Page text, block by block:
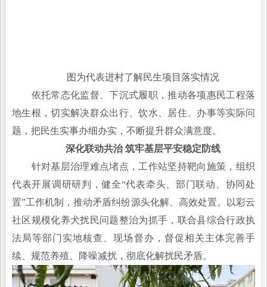
图为代表进村了解民生项目落实情况
依托常态化监督、下沉式履职，推动各项惠民工程落
地生根，切实解决群众出行、饮水、居住、办事等实际问
题，把民生实事办细办实，不断提升群众满意度。
深化联动共治 筑牢基层平安稳定防线
针对基层治理难点堵点，工作站坚持靶向施策，组织
代表开展调研研判，健全“代表牵头、部门联动、协同处
置”工作机制，推动矛盾纠纷源头化解、高效处置。以彩云
社区规模化养犬扰民问题整治为抓手，联合县综合行政执
法局等部门实地核查、现场督办，督促相关主体完善手
续、规范养殖、降噪减扰，彻底化解扰民矛盾。